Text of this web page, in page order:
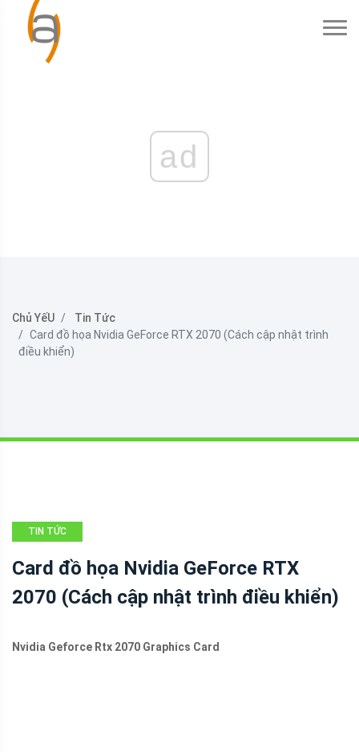
ad
Chủ YếU
Tin Tức
Card đồ họa Nvidia GeForce RTX 2070 (Cách cập nhật trình
điều khiển)
TIN TỨC
Card đồ họa Nvidia GeForce RTX
2070 (Cách cập nhật trình điều khiển)
Nvidia Geforce Rtx 2070 Graphics Card